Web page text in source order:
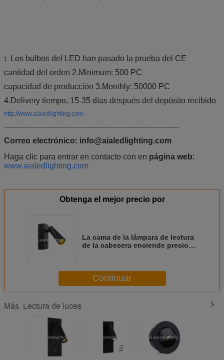
1.
Los bulbos del LED han pasado la prueba del CE
cantidad del orden 2.Minimum: 500 PC
capacidad de producción 3.Monthly: 50000 PC
4.Delivery tiempo, 15-35 días después del depósito recibido
http://www.aialedlighting.com
----------------------------------------------------------------------
Correo electrónico: info@aialedlighting.com
Haga clic para entrar en contacto con en página web:
www.aialedlighting.com
Obtenga el mejor precio por
La cama de la lámpara de lectura
de la cabecera enciende precio
de la luz flexible trasera de la
paredContinuar
Más Lectura de luces